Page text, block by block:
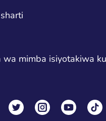
wa mimba isiyotakiwa